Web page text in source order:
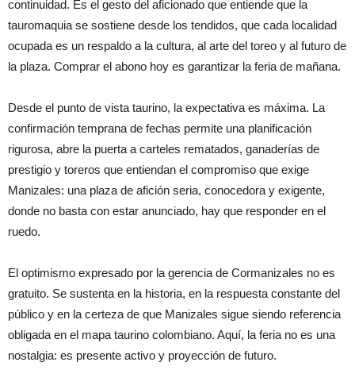
continuidad. Es el gesto del aficionado que entiende que la
tauromaquia se sostiene desde los tendidos, que cada localidad
ocupada es un respaldo a la cultura, al arte del toreo y al futuro de
la plaza. Comprar el abono hoy es garantizar la feria de mañana.
Desde el punto de vista taurino, la expectativa es máxima. La
confirmación temprana de fechas permite una planificación
rigurosa, abre la puerta a carteles rematados, ganaderías de
prestigio y toreros que entiendan el compromiso que exige
Manizales: una plaza de afición seria, conocedora y exigente,
donde no basta con estar anunciado, hay que responder en el
ruedo.
El optimismo expresado por la gerencia de Cormanizales no es
gratuito. Se sustenta en la historia, en la respuesta constante del
público y en la certeza de que Manizales sigue siendo referencia
obligada en el mapa taurino colombiano. Aquí, la feria no es una
nostalgia: es presente activo y proyección de futuro.